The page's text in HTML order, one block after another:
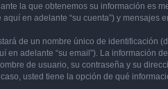
la que obtenemos su información es
aquí en adelante “su cuenta”) y
de un nombre único de identificación
en adelante “su email”). La información
de usuario, su contraseña y su
caso, usted tiene la opción de qué